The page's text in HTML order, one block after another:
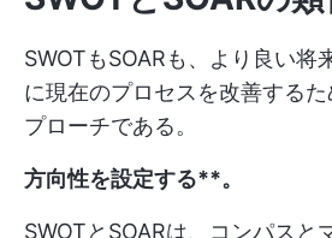
SWOTもSOARも、より良い将
に現在のプロセスを改善する
プローチである。
方向性を設定する**。
SWOTとSOARは、コンパスと